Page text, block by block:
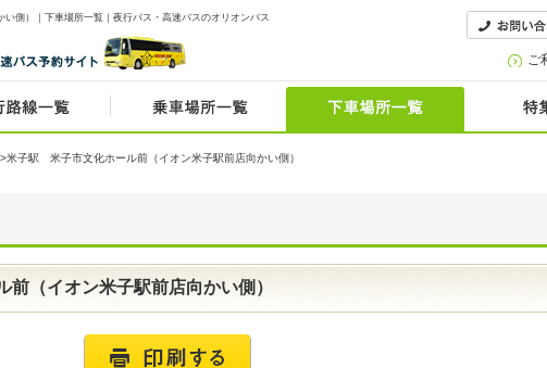
側）｜下車場所一覧｜夜行バス・高速バスのオリオンバス
ご
>米子駅 米子市文化ホール前（イオン米子駅前店向かい側）
（イオン米子駅前店向かい側）